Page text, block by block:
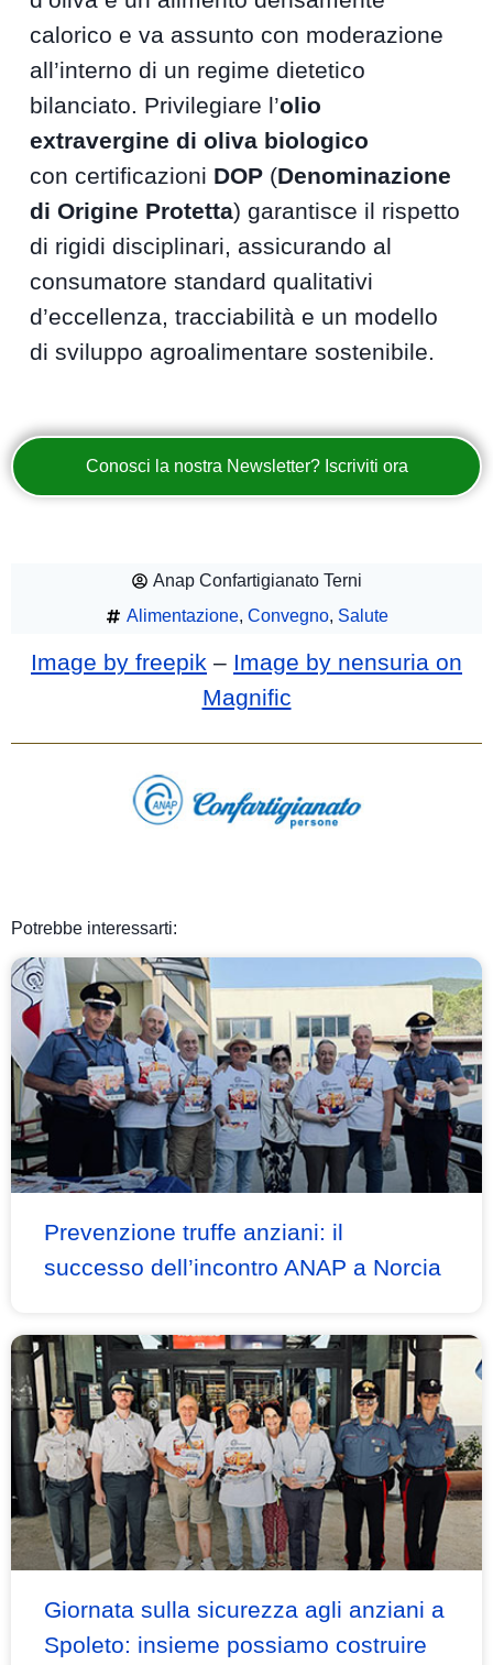
calorico e va assunto con moderazione
all’interno di un regime dietetico
bilanciato. Privilegiare l’olio
extravergine di oliva biologico
con certificazioni DOP (Denominazione
di Origine Protetta) garantisce il rispetto
di rigidi disciplinari, assicurando al
consumatore standard qualitativi
d’eccellenza, tracciabilità e un modello
di sviluppo agroalimentare sostenibile.
Conosci la nostra Newsletter? Iscriviti ora
Anap Confartigianato Terni
Alimentazione, Convegno, Salute
Image by freepik – Image by nensuria on
Magnific
Potrebbe interessarti:
Prevenzione truffe anziani: il
successo dell’incontro ANAP a Norcia
Giornata sulla sicurezza agli anziani a
Spoleto: insieme possiamo costruire